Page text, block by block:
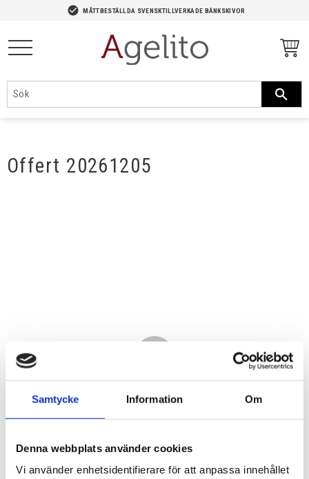
Samtycke Information Om
Denna webbplats använder cookies
Vi använder enhetsidentifierare för att anpassa innehållet
check_circle MÅTTBESTÄLLDA SVENSKTILLVERKADE BÄNKSKIVOR
Offert 20261205